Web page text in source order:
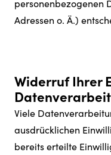
personenbezogenen
Adressen o. Ä.)
Widerruf Ihrer
Viele
ausdrücklichen
bereits erteilte